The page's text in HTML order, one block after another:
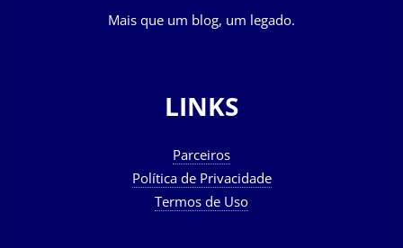
Mais que um blog, um legado.
LINKS
Parceiros
Política de Privacidade
Termos de Uso